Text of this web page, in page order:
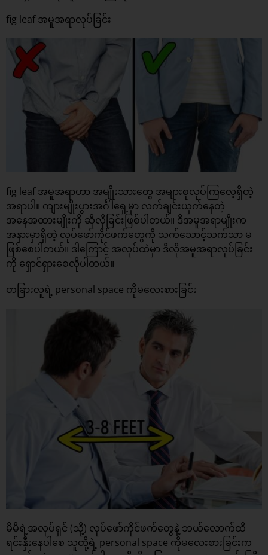
fig leaf အမူအရာလုပ်ခြင်း
fig leaf အမူအရာဟာ အမျိုးသားတွေ အများစုလုပ်ကြလေ့ရှိတဲ့
အရာပါ။ ကျားမျိုးပွားအင်္ဂါရှေ့မှာ လက်ချင်းယှက်နေတဲ့
အနေအထားမျိုးကို ဆိုလိုခြင်းဖြစ်ပါတယ်။ ဒီအမူအရာမျိုးက
အနားမှာရှိတဲ့ လုပ်ဖော်ကိုင်ဖက်တွေကို သက်သောင့်သက်သာ မ
ဖြစ်စေပါတယ်။ ဒါကြောင့် အလုပ်ထဲမှာ ဒီလိုအမူအရာလုပ်ခြင်း
ကို ရှောင်ရှားစေလိုပါတယ်။
တခြားလူရဲ့ personal space ကိုမလေးစားခြင်း
မိမိရဲ့အလုပ်ရှင် (သို့) လုပ်ဖော်ကိုင်ဖက်တွေနဲ့ ဘယ်လောက်ထိ
ရင်းနှီးနေပါစေ သူတို့ရဲ့ personal space ကိုမလေးစားခြင်းက